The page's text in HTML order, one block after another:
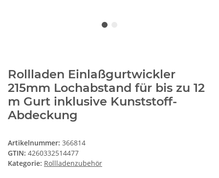
Rollladen Einlaßgurtwickler
215mm Lochabstand für bis zu 12
m Gurt inklusive Kunststoff-
Abdeckung
Artikelnummer: 366814
GTIN: 4260332514477
Kategorie: Rollladenzubehör